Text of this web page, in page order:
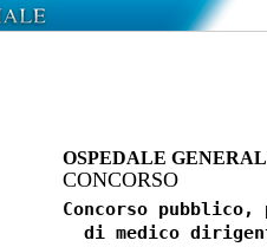
OSPEDALE
CONCORSO
Concorso
di medico